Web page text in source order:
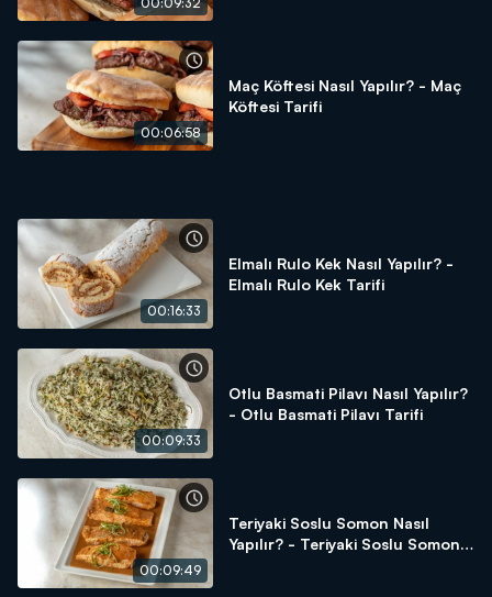
Tuz
Karabiber
1 tutam toz kırmızı biber
1 yemek kaşığı cajun baharatı
1 tatlı kaşığı toz sarımsak
devam ediyor!
00:06:58
Maç Köftesi Nasıl Yapılır? - Maç
Köftesi Tarifi
00:16:33
Elmalı Rulo Kek Nasıl Yapılır? -
Elmalı Rulo Kek Tarifi
00:09:33
Otlu Basmati Pilavı Nasıl Yapılır?
- Otlu Basmati Pilavı Tarifi
00:09:49
Teriyaki Soslu Somon Nasıl
Yapılır? - Teriyaki Soslu Somon